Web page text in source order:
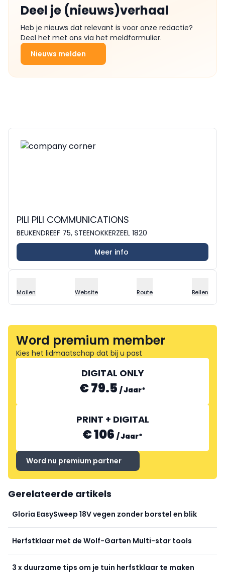
Deel je (nieuws)verhaal
Heb je nieuws dat relevant is voor onze redactie?
Deel het met ons via het meldformulier.
Nieuws melden
PILI PILI COMMUNICATIONS
BEUKENDREEF 75, STEENOKKERZEEL 1820
Meer info
Mailen Website Route Bellen
Word premium member
Kies het lidmaatschap dat bij u past
DIGITAL ONLY
€ 79.5 /Jaar*
PRINT + DIGITAL
€ 106 /Jaar*
Word nu premium partner
Gerelateerde artikels
Gloria EasySweep 18V vegen zonder borstel en blik
Herfstklaar met de Wolf-Garten Multi-star tools
3 x duurzame tips om je tuin herfstklaar te maken